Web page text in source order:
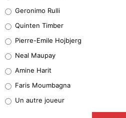
32%
4%
1%
9%
Geronimo Rulli
Quinten Timber
Pierre-Emile Hojbjerg
Neal Maupay
Amine Harit
Faris Moumbagna
Un autre joueur